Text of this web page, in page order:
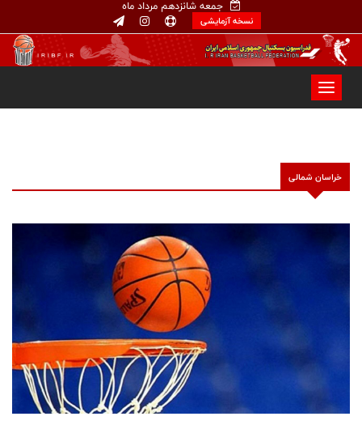
جمعه شانزدهم مرداد ماه
نسخه آزمایشی
خراسان شمالی